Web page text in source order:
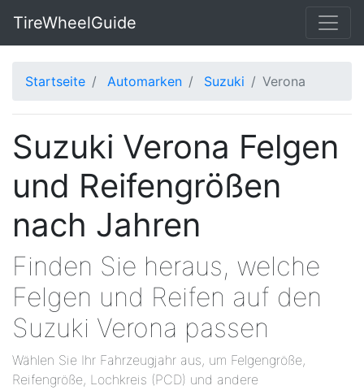
TireWheelGuide
Startseite Automarken Suzuki Verona
Suzuki Verona Felgen
und Reifengrößen
nach Jahren
Finden Sie heraus, welche
Felgen und Reifen auf den
Suzuki Verona passen
Wählen Sie Ihr Fahrzeugjahr aus, um Felgengröße,
Reifengröße, Lochkreis (PCD) und andere